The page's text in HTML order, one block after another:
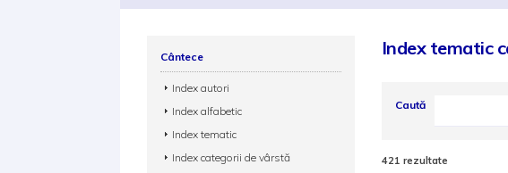
Index tematic
Caută
421 rezultate
Cântece
Index autori
Index alfabetic
Index tematic
Index categorii de vârstă